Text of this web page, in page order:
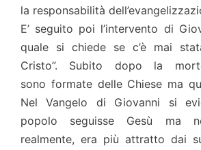
la responsabilità
E’ seguito poi l’intervento di
quale si chiede se c’è mai
Cristo”. Subito dopo la
sono formate delle Chiese ma
Nel Vangelo di Giovanni si
popolo seguisse Gesù ma
realmente, era più attratto dai